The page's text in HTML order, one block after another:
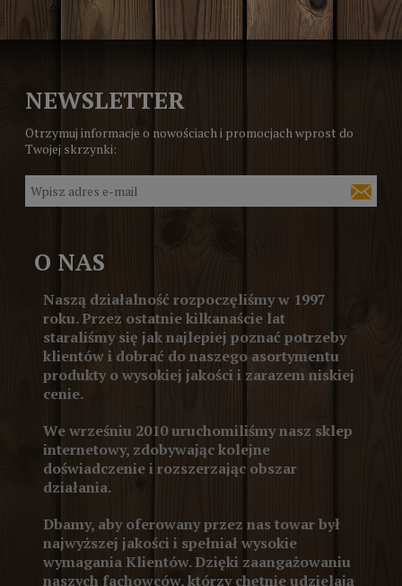
NEWSLETTER
Otrzymuj informacje o nowościach i promocjach wprost do
Twojej skrzynki:
O NAS
Naszą działalność rozpoczęliśmy w 1997
roku. Przez ostatnie kilkanaście lat
staraliśmy się jak najlepiej poznać potrzeby
klientów i dobrać do naszego asortymentu
produkty o wysokiej jakości i zarazem niskiej
cenie.
We wrześniu 2010 uruchomiliśmy nasz sklep
internetowy, zdobywając kolejne
doświadczenie i rozszerzając obszar
działania.
Dbamy, aby oferowany przez nas towar był
najwyższej jakości i spełniał wysokie
wymagania Klientów. Dzięki zaangażowaniu
naszych fachowców, którzy chętnie udzielają